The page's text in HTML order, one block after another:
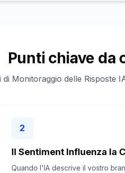
Punti chiave da
di Monitoraggio delle Risposte
2
Il Sentiment Influenza la
Quando l'IA descrive il vostro